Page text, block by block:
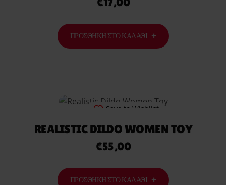
ΠΡΟΣΘΉΚΗ ΣΤΟ ΚΑΛΆΘΙ
Save to Wishlist
REALISTIC DILDO WOMEN TOY
€55,00
ΠΡΟΣΘΉΚΗ ΣΤΟ ΚΑΛΆΘΙ